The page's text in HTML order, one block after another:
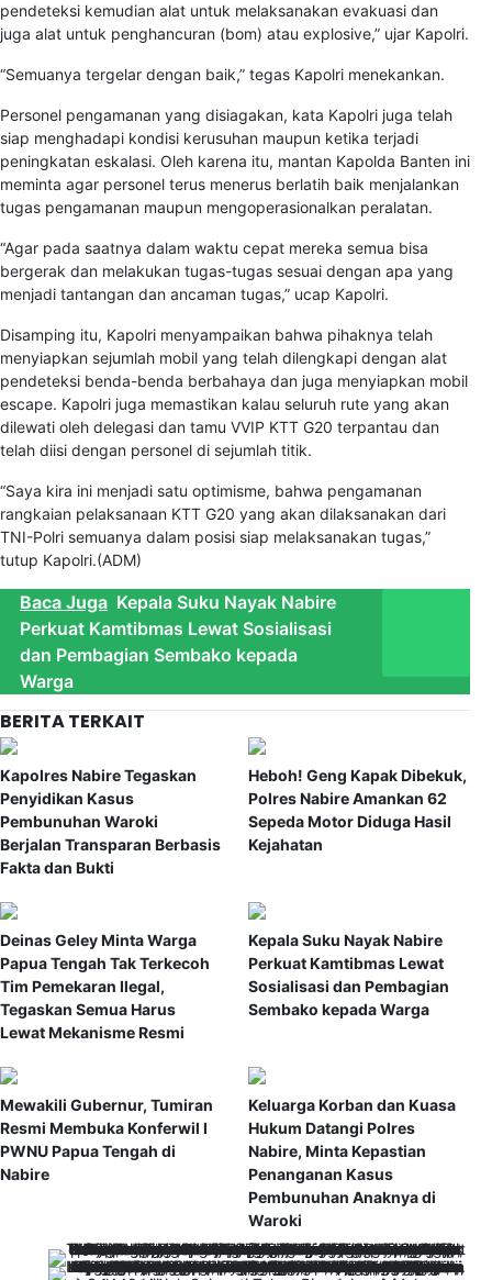
pendeteksi kemudian alat untuk melaksanakan evakuasi dan
juga alat untuk penghancuran (bom) atau explosive,” ujar Kapolri.
“Semuanya tergelar dengan baik,” tegas Kapolri menekankan.
Personel pengamanan yang disiagakan, kata Kapolri juga telah
siap menghadapi kondisi kerusuhan maupun ketika terjadi
peningkatan eskalasi. Oleh karena itu, mantan Kapolda Banten ini
meminta agar personel terus menerus berlatih baik menjalankan
tugas pengamanan maupun mengoperasionalkan peralatan.
“Agar pada saatnya dalam waktu cepat mereka semua bisa
bergerak dan melakukan tugas-tugas sesuai dengan apa yang
menjadi tantangan dan ancaman tugas,” ucap Kapolri.
Disamping itu, Kapolri menyampaikan bahwa pihaknya telah
menyiapkan sejumlah mobil yang telah dilengkapi dengan alat
pendeteksi benda-benda berbahaya dan juga menyiapkan mobil
escape. Kapolri juga memastikan kalau seluruh rute yang akan
dilewati oleh delegasi dan tamu VVIP KTT G20 terpantau dan
telah diisi dengan personel di sejumlah titik.
“Saya kira ini menjadi satu optimisme, bahwa pengamanan
rangkaian pelaksanaan KTT G20 yang akan dilaksanakan dari
TNI-Polri semuanya dalam posisi siap melaksanakan tugas,”
tutup Kapolri.(ADM)
Baca Juga Kepala Suku Nayak Nabire
Perkuat Kamtibmas Lewat Sosialisasi
dan Pembagian Sembako kepada
Warga
BERITA TERKAIT
Kapolres Nabire Tegaskan
Penyidikan Kasus
Pembunuhan Waroki
Berjalan Transparan Berbasis
Fakta dan Bukti
Heboh! Geng Kapak Dibekuk,
Polres Nabire Amankan 62
Sepeda Motor Diduga Hasil
Kejahatan
Deinas Geley Minta Warga
Papua Tengah Tak Terkecoh
Tim Pemekaran Ilegal,
Tegaskan Semua Harus
Lewat Mekanisme Resmi
Kepala Suku Nayak Nabire
Perkuat Kamtibmas Lewat
Sosialisasi dan Pembagian
Sembako kepada Warga
Mewakili Gubernur, Tumiran
Resmi Membuka Konferwil I
PWNU Papua Tengah di
Nabire
Keluarga Korban dan Kuasa
Hukum Datangi Polres
Nabire, Minta Kepastian
Penanganan Kasus
Pembunuhan Anaknya di
Waroki